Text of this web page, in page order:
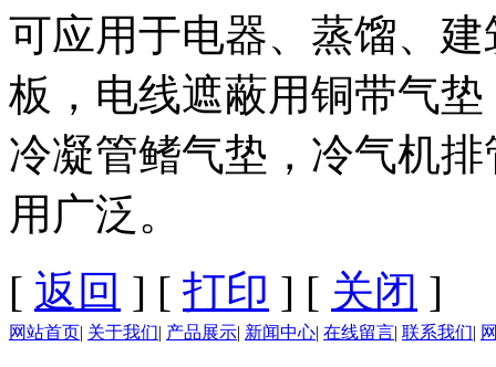
可应用于电器、蒸馏、
板，电线遮蔽用铜带气
冷凝管鳍气垫，冷气机
用广泛。
[ 返回 ] [ 打印 ] [ 关闭 ]
网站首页| 关于我们| 产品展示| 新闻中心| 在线留言| 联系我们|